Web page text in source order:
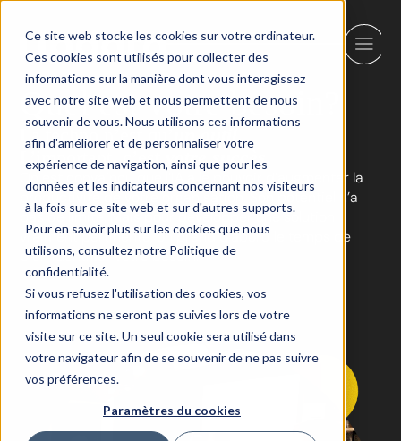
Ce site web stocke les cookies sur votre ordinateur.
Ces cookies sont utilisés pour collecter des
informations sur la manière dont vous interagissez
avec notre site web et nous permettent de nous
souvenir de vous. Nous utilisons ces informations
afin d'améliorer et de personnaliser votre
expérience de navigation, ainsi que pour les
données et les indicateurs concernant nos visiteurs
à la fois sur ce site web et sur d'autres supports.
Pour en savoir plus sur les cookies que nous
utilisons, consultez notre Politique de
confidentialité.
Si vous refusez l'utilisation des cookies, vos
informations ne seront pas suivies lors de votre
visite sur ce site. Un seul cookie sera utilisé dans
votre navigateur afin de se souvenir de ne pas suivre
vos préférences.
Paramètres du cookies
Quel est votre besoin?
La techno n’est qu’ un outil .
L’important, c’est
votre succès
On est convaincu que l’IA a le pouvoir d’augmenter la
productivité de votre organisation. Son potentiel n’a
pas de limite. Mais pour développer une solution
vraiment pertinente, on prend d’abord le temps de
bien identifier votre besoin.